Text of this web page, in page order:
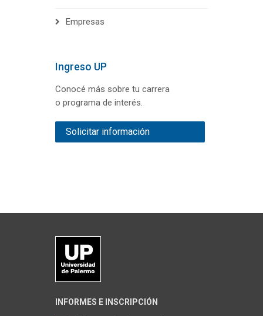
Empresas
Ingreso UP
Conocé más sobre tu carrera
o programa de interés.
Solicitar información
INFORMES E INSCRIPCIÓN